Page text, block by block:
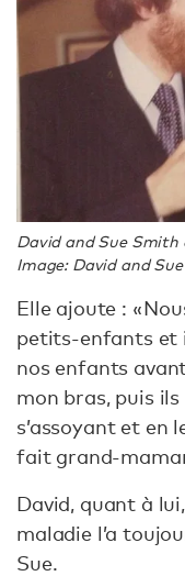
David and Sue Smith
Image: David and
Elle ajoute : «
petits-enfants et
nos enfants
mon bras, puis
s’assoyant et en
fait grand-
David, quant à
maladie l’a
Sue.